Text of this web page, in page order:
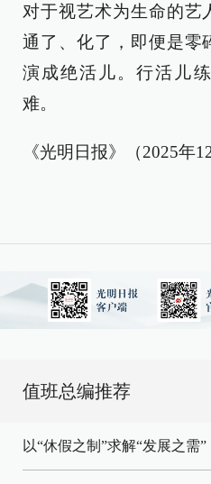
对于视艺术为生命的艺
通了、化了，即便是零
演成绝活儿。行活儿
难。
《光明日报》（2025年
值班总编推荐
以“休假之制”求解“发展之需”